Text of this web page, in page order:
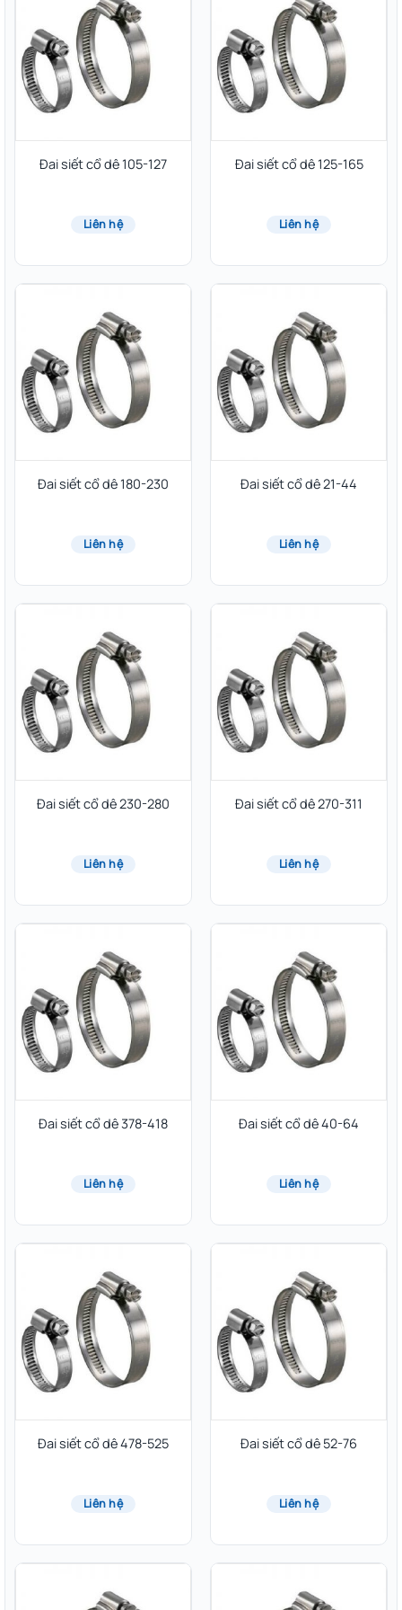
Đai siết cổ dê 105-127
Liên hệ
Đai siết cổ dê 125-165
Liên hệ
Đai siết cổ dê 180-230
Liên hệ
Đai siết cổ dê 21-44
Liên hệ
Đai siết cổ dê 230-280
Liên hệ
Đai siết cổ dê 270-311
Liên hệ
Đai siết cổ dê 378-418
Liên hệ
Đai siết cổ dê 40-64
Liên hệ
Đai siết cổ dê 478-525
Liên hệ
Đai siết cổ dê 52-76
Liên hệ